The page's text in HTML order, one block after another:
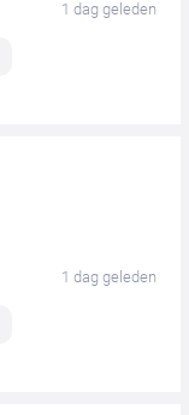
1 dag geleden
1 dag geleden